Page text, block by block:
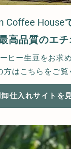
Coffee House
高品質のエ
ヒー生豆をお求
方はこちらをご覧
仕入れサイトを